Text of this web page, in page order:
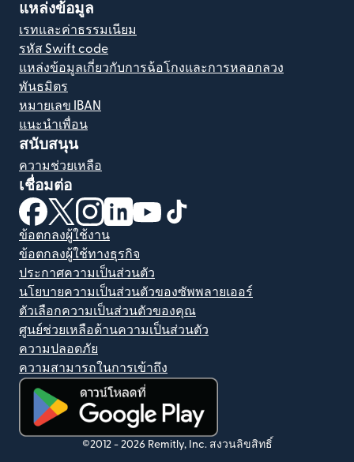
แหล่งข้อมูล
เรทและค่าธรรมเนียม
รหัส Swift code
แหล่งข้อมูลเกี่ยวกับการฉ้อโกงและการหลอกลวง
พันธมิตร
หมายเลข IBAN
แนะนำเพื่อน
สนับสนุน
ความช่วยเหลือ
เชื่อมต่อ
(เปิดในหน้าต่างใหม่)
(เปิดในหน้าต่างใหม่)
(เปิดในหน้าต่างใหม่)
(เปิดในหน้าต่างใหม่)
(เปิดในหน้าต่างใหม่)
ข้อตกลงผู้ใช้งาน
ข้อตกลงผู้ใช้ทางธุรกิจ
ประกาศความเป็นส่วนตัว
นโยบายความเป็นส่วนตัวของซัพพลายเออร์
ตัวเลือกความเป็นส่วนตัวของคุณ
ศูนย์ช่วยเหลือด้านความเป็นส่วนตัว
ความปลอดภัย
ความสามารถในการเข้าถึง
(เปิดในหน้าต่างใหม่)
©2012 - 2026 Remitly, Inc. สงวนลิขสิทธิ์